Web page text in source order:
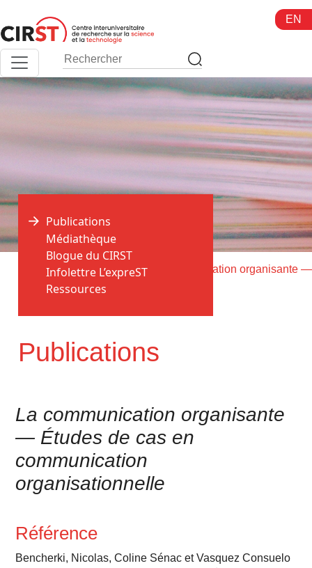
au
contenu
EN
Accueil > Publications >
Publications
Publications
Médiathèque
Blogue du CIRST
Infolettre L’expreST
Ressources
La communication organisante
— Études de cas en
communication
organisationnelle
Référence
Bencherki, Nicolas, Coline Sénac et Vasquez Consuelo